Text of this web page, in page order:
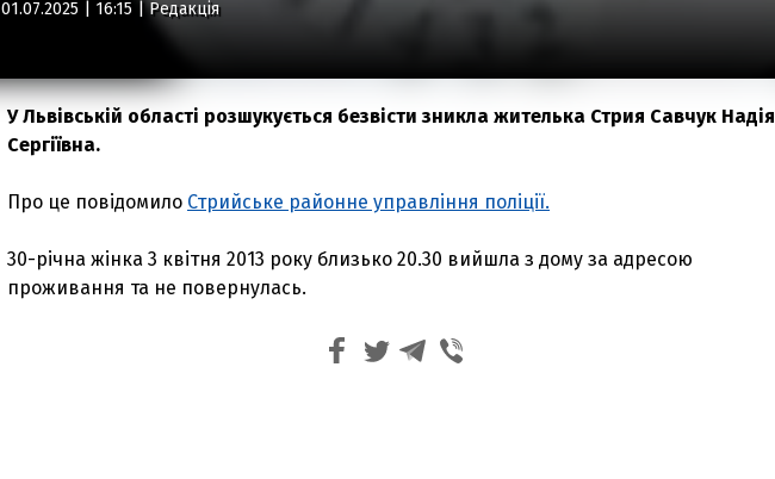
01.07.2025 | 16:15 |Редакція
У Львівській області розшукується безвісти зникла жителька Стрия Савчук Надія
Сергіївна.
Про це повідомило Стрийське районне управління поліції.
30-річна жінка 3 квітня 2013 року близько 20.30 вийшла з дому за адресою
проживання та не повернулась.